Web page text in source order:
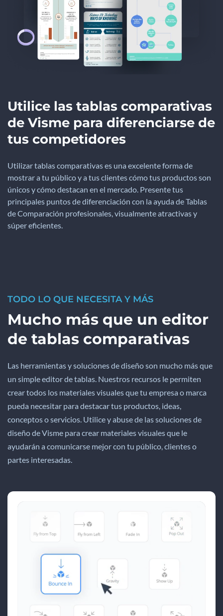
Utilice las tablas comparativas
de Visme para diferenciarse de
tus competidores
Utilizar tablas comparativas es una excelente forma de
mostrar a tu público y a tus clientes cómo tus productos son
únicos y cómo destacan en el mercado. Presente tus
principales puntos de diferenciación con la ayuda de Tablas
de Comparación profesionales, visualmente atractivas y
súper eficientes.
TODO LO QUE NECESITA Y MÁS
Mucho más que un editor
de tablas comparativas
Las herramientas y soluciones de diseño son mucho más que
un simple editor de tablas. Nuestros recursos le permiten
crear todos los materiales visuales que tu empresa o marca
pueda necesitar para destacar tus productos, ideas,
conceptos o servicios. Utilice y abuse de las soluciones de
diseño de Visme para crear materiales visuales que le
ayudarán a comunicarse mejor con tu público, clientes o
partes interesadas.